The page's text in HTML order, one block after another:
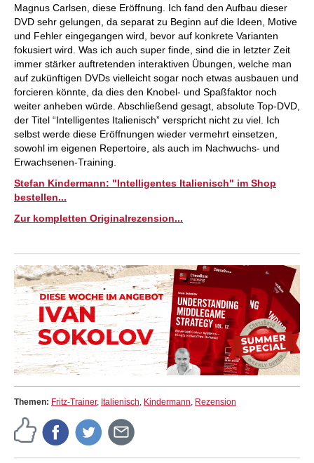
Magnus Carlsen, diese Eröffnung. Ich fand den Aufbau dieser
DVD sehr gelungen, da separat zu Beginn auf die Ideen, Motive
und Fehler eingegangen wird, bevor auf konkrete Varianten
fokusiert wird. Was ich auch super finde, sind die in letzter Zeit
immer stärker auftretenden interaktiven Übungen, welche man
auf zukünftigen DVDs vielleicht sogar noch etwas ausbauen und
forcieren könnte, da dies den Knobel- und Spaßfaktor noch
weiter anheben würde. Abschließend gesagt, absolute Top-DVD,
der Titel “Intelligentes Italienisch” verspricht nicht zu viel. Ich
selbst werde diese Eröffnungen wieder vermehrt einsetzen,
sowohl im eigenen Repertoire, als auch im Nachwuchs- und
Erwachsenen-Training.
Stefan Kindermann: "Intelligentes Italienisch" im Shop
bestellen...
Zur kompletten Originalrezension...
Themen: Fritz-Trainer, Italienisch, Kindermann, Rezension